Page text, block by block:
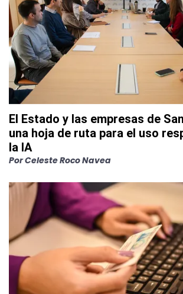
El Estado y las empresas de
una hoja de ruta para el uso
la IA
PorCeleste Roco Navea